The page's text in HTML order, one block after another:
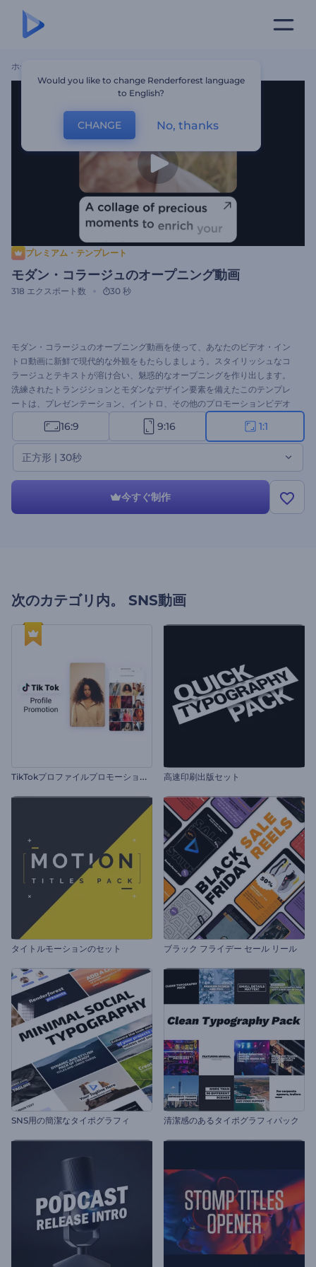
ホーム
プレミアム・テンプレート
モダン・コラージュのオープニング動画
318 エクスポート数 30 秒
モダン・コラージュのオープニング動画を使って、あなたのビデオ・イン
トロ動画に新鮮で現代的な外観をもたらしましょう。スタイリッシュなコ
ラージュとテキストが溶け合い、魅惑的なオープニングを作り出します。
洗練されたトランジションとモダンなデザイン要素を備えたこのテンプレ
ートは、プレゼンテーション、イントロ、その他のプロモーションビデオ
に洗練されたタッチを加えるのに最適です。画像、動画、テキスト、
BGM、ナレーションを編集して、独自のスタイルを反映させましょう。今
すぐ作成して、あなたのコンテンツを際立たせましょう！
16:9 9:16 1:1
正方形 | 30秒
今すぐ制作
次のカテゴリ内。 SNS動画
T
ikTokプロファイルプロモーションビデオ 高速印刷出版セット
タイトルモーションのセット ブラック フライデー セール リール
SNS用の簡潔なタイポグラフィ 清潔感のあるタイポグラフィパック
Would you like to change Renderforest language
to English?
CHANGE No, thanks